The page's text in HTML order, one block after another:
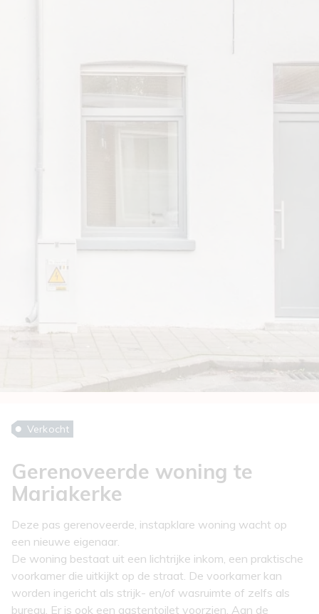
Gerenoveerde woning te
Mariakerke
Verkocht
Deze pas gerenoveerde, instapklare woning wacht op
een nieuwe eigenaar.
De woning bestaat uit een lichtrijke inkom, een praktische
voorkamer die uitkijkt op de straat. De voorkamer kan
worden ingericht als strijk- en/of wasruimte of zelfs als
bureau. Er is ook een gastentoilet voorzien. Aan de